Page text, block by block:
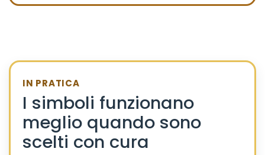
IN PRATICA
I simboli funzionano
meglio quando sono
scelti con cura